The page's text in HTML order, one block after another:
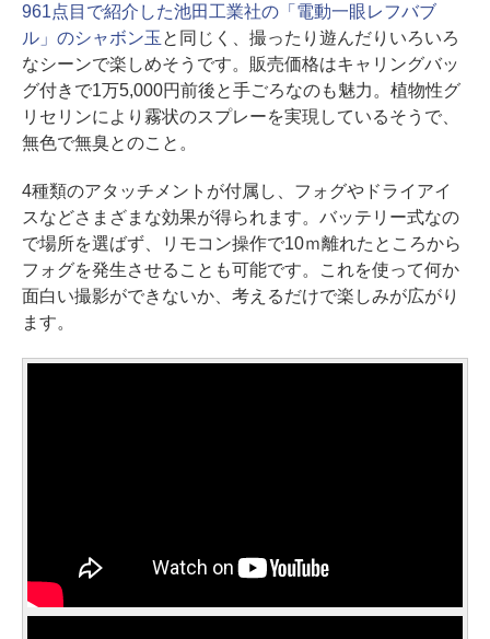
961点目で紹介した池田工業社の「電動一眼レフバブ
ル」のシャボン玉 と同じく、撮ったり遊んだりいろいろ
なシーンで楽しめそうです。販売価格はキャリングバッ
グ付きで1万5,000円前後と手ごろなのも魅力。植物性グ
リセリンにより霧状のスプレーを実現しているそうで、
無色で無臭とのこと。
4種類のアタッチメントが付属し、フォグやドライアイ
スなどさまざまな効果が得られます。バッテリー式なの
で場所を選ばず、リモコン操作で10ｍ離れたところから
フォグを発生させることも可能です。これを使って何か
面白い撮影ができないか、考えるだけで楽しみが広がり
ます。